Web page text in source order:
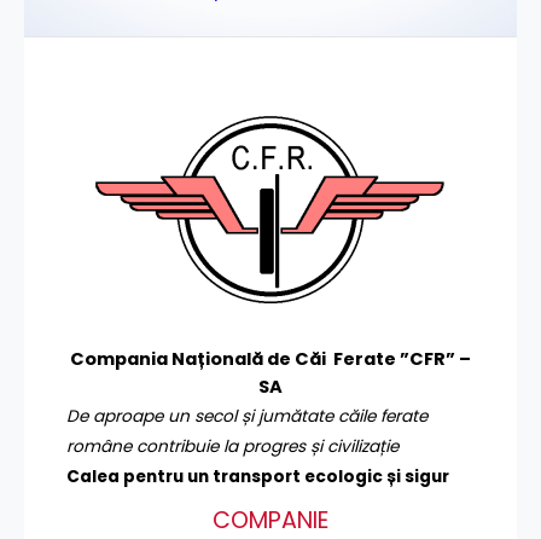
Compania Națională de Căi Ferate ”CFR” –
SA
De aproape un secol și jumătate căile ferate
române contribuie la progres și civilizație
Calea pentru un transport ecologic și sigur
COMPANIE